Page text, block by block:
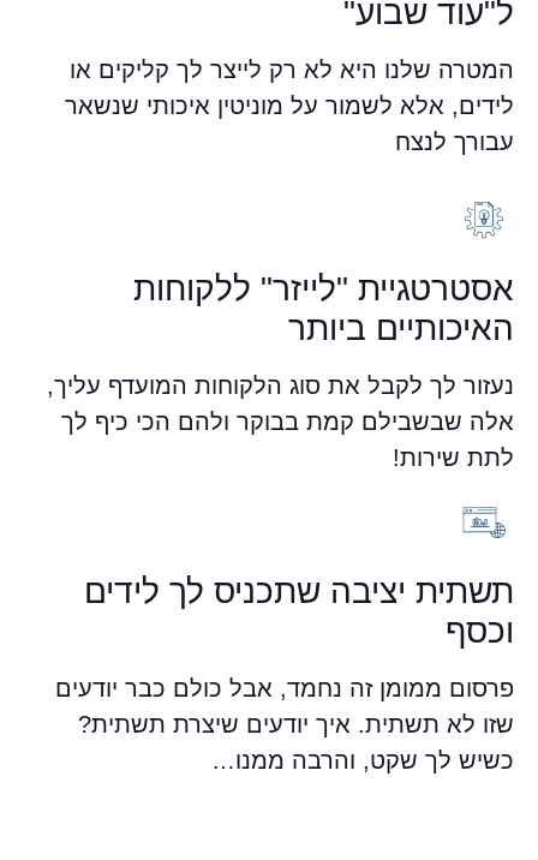
ל"עוד שבוע"
המטרה שלנו היא לא רק לייצר לך קליקים או
לידים, אלא לשמור על מוניטין איכותי שנשאר
עבורך לנצח
אסטרטגיית "לייזר" ללקוחות
האיכותיים ביותר
נעזור לך לקבל את סוג הלקוחות המועדף עליך,
אלה שבשבילם קמת בבוקר ולהם הכי כיף לך
לתת שירות!
תשתית יציבה שתכניס לך לידים
וכסף
פרסום ממומן זה נחמד, אבל כולם כבר יודעים
שזו לא תשתית. איך יודעים שיצרת תשתית?
כשיש לך שקט, והרבה ממנו…